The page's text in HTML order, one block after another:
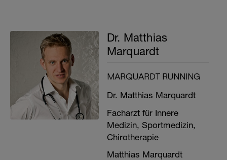
Dr. Matthias
Marquardt
MARQUARDT RUNNING
Dr. Matthias Marquardt
Facharzt für Innere
Medizin, Sportmedizin,
Chirotherapie
Matthias Marquardt